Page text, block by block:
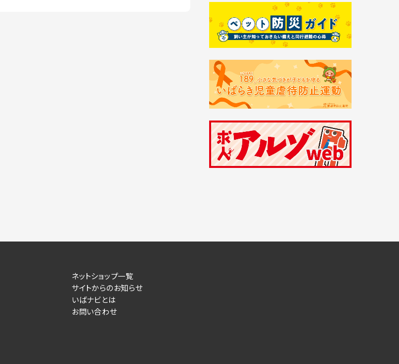
ネットショップ一覧
サイトからのお知らせ
いばナビとは
お問い合わせ